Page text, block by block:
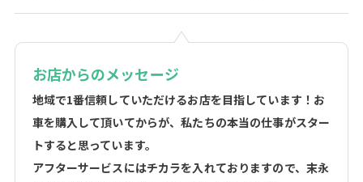
お店からのメッセージ
地域で1番信頼していただけるお店を目指しています！ お
車を購入して頂いてからが、私たちの本当の仕事がスター
トすると思っています。
アフターサービスにはチカラを入れておりますので、末永